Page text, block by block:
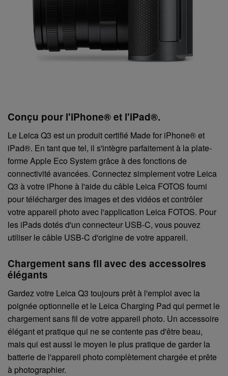
Conçu pour l'iPhone® et l'iPad®.
Le Leica Q3 est un produit certifié Made for iPhone® et
iPad®. En tant que tel, il s'intègre parfaitement à la plate-
forme Apple Eco System grâce à des fonctions de
connectivité avancées. Connectez simplement votre Leica
Q3 à votre iPhone à l'aide du câble Leica FOTOS fourni
pour télécharger des images et des vidéos et contrôler
votre appareil photo avec l'application Leica FOTOS. Pour
les iPads dotés d'un connecteur USB-C, vous pouvez
utiliser le câble USB-C d'origine de votre appareil.
Chargement sans fil avec des accessoires
élégants
Gardez votre Leica Q3 toujours prêt à l'emploi avec la
poignée optionnelle et le Leica Charging Pad qui permet le
chargement sans fil de votre appareil photo. Un accessoire
élégant et pratique qui ne se contente pas d'être beau,
mais qui est aussi le moyen le plus pratique de garder la
batterie de l'appareil photo complètement chargée et prête
à photographier.